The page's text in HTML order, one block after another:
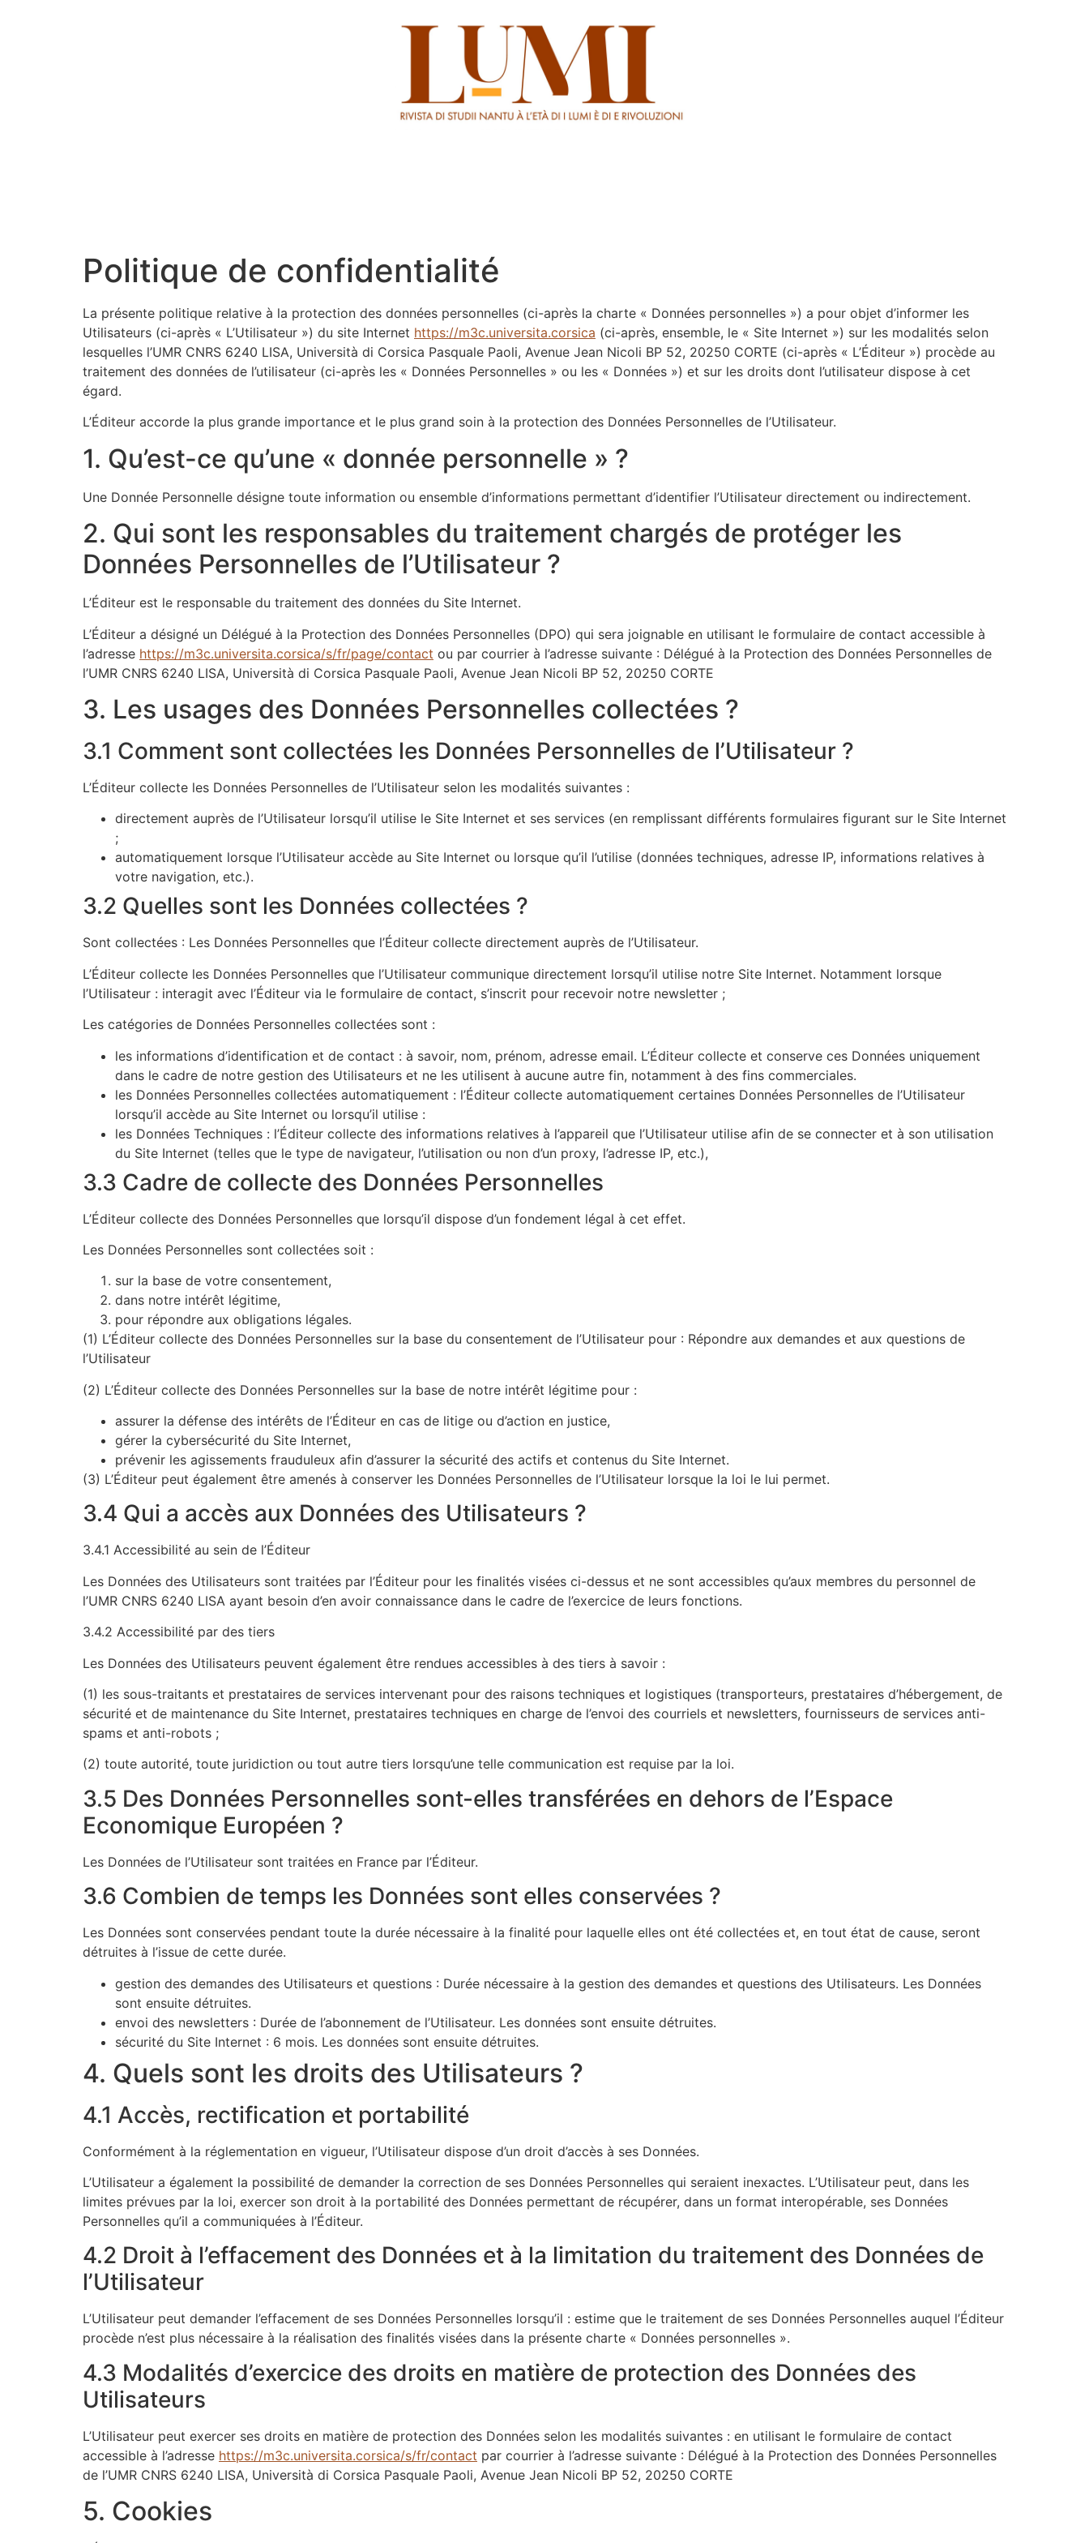
Politique de confidentialité
La présente politique relative à la protection des données personnelles (ci-après la charte « Données personnelles ») a pour objet d’informer les
Utilisateurs (ci-après « L’Utilisateur ») du site Internet https://m3c.universita.corsica (ci-après, ensemble, le « Site Internet ») sur les modalités selon
lesquelles l’UMR CNRS 6240 LISA, Università di Corsica Pasquale Paoli, Avenue Jean Nicoli BP 52, 20250 CORTE (ci-après « L’Éditeur ») procède au
traitement des données de l’utilisateur (ci-après les « Données Personnelles » ou les « Données ») et sur les droits dont l’utilisateur dispose à cet
égard.
L’Éditeur accorde la plus grande importance et le plus grand soin à la protection des Données Personnelles de l’Utilisateur.
1. Qu’est-ce qu’une « donnée personnelle » ?
Une Donnée Personnelle désigne toute information ou ensemble d’informations permettant d’identifier l’Utilisateur directement ou indirectement.
2. Qui sont les responsables du traitement chargés de protéger les
Données Personnelles de l’Utilisateur ?
L’Éditeur est le responsable du traitement des données du Site Internet.
L’Éditeur a désigné un Délégué à la Protection des Données Personnelles (DPO) qui sera joignable en utilisant le formulaire de contact accessible à
l’adresse https://m3c.universita.corsica/s/fr/page/contact ou par courrier à l’adresse suivante : Délégué à la Protection des Données Personnelles de
l’UMR CNRS 6240 LISA, Università di Corsica Pasquale Paoli, Avenue Jean Nicoli BP 52, 20250 CORTE
3. Les usages des Données Personnelles collectées ?
3.1 Comment sont collectées les Données Personnelles de l’Utilisateur ?
L’Éditeur collecte les Données Personnelles de l’Utilisateur selon les modalités suivantes :
directement auprès de l’Utilisateur lorsqu’il utilise le Site Internet et ses services (en remplissant différents formulaires figurant sur le Site Internet
;
automatiquement lorsque l’Utilisateur accède au Site Internet ou lorsque qu’il l’utilise (données techniques, adresse IP, informations relatives à
votre navigation, etc.).
3.2 Quelles sont les Données collectées ?
Sont collectées : Les Données Personnelles que l’Éditeur collecte directement auprès de l’Utilisateur.
L’Éditeur collecte les Données Personnelles que l’Utilisateur communique directement lorsqu’il utilise notre Site Internet. Notamment lorsque
l’Utilisateur : interagit avec l’Éditeur via le formulaire de contact, s’inscrit pour recevoir notre newsletter ;
Les catégories de Données Personnelles collectées sont :
les informations d’identification et de contact : à savoir, nom, prénom, adresse email. L’Éditeur collecte et conserve ces Données uniquement
dans le cadre de notre gestion des Utilisateurs et ne les utilisent à aucune autre fin, notamment à des fins commerciales.
les Données Personnelles collectées automatiquement : l’Éditeur collecte automatiquement certaines Données Personnelles de l’Utilisateur
lorsqu’il accède au Site Internet ou lorsqu’il utilise :
les Données Techniques : l’Éditeur collecte des informations relatives à l’appareil que l’Utilisateur utilise afin de se connecter et à son utilisation
du Site Internet (telles que le type de navigateur, l’utilisation ou non d’un proxy, l’adresse IP, etc.),
3.3 Cadre de collecte des Données Personnelles
L’Éditeur collecte des Données Personnelles que lorsqu’il dispose d’un fondement légal à cet effet.
Les Données Personnelles sont collectées soit :
sur la base de votre consentement,
dans notre intérêt légitime,
pour répondre aux obligations légales.
(1) L’Éditeur collecte des Données Personnelles sur la base du consentement de l’Utilisateur pour : Répondre aux demandes et aux questions de
l’Utilisateur
(2) L’Éditeur collecte des Données Personnelles sur la base de notre intérêt légitime pour :
assurer la défense des intérêts de l’Éditeur en cas de litige ou d’action en justice,
gérer la cybersécurité du Site Internet,
prévenir les agissements frauduleux afin d’assurer la sécurité des actifs et contenus du Site Internet.
(3) L’Éditeur peut également être amenés à conserver les Données Personnelles de l’Utilisateur lorsque la loi le lui permet.
3.4 Qui a accès aux Données des Utilisateurs ?
3.4.1 Accessibilité au sein de l’Éditeur
Les Données des Utilisateurs sont traitées par l’Éditeur pour les finalités visées ci-dessus et ne sont accessibles qu’aux membres du personnel de
l’UMR CNRS 6240 LISA ayant besoin d’en avoir connaissance dans le cadre de l’exercice de leurs fonctions.
3.4.2 Accessibilité par des tiers
Les Données des Utilisateurs peuvent également être rendues accessibles à des tiers à savoir :
(1) les sous-traitants et prestataires de services intervenant pour des raisons techniques et logistiques (transporteurs, prestataires d’hébergement, de
sécurité et de maintenance du Site Internet, prestataires techniques en charge de l’envoi des courriels et newsletters, fournisseurs de services anti-
spams et anti-robots ;
(2) toute autorité, toute juridiction ou tout autre tiers lorsqu’une telle communication est requise par la loi.
3.5 Des Données Personnelles sont-elles transférées en dehors de l’Espace
Economique Européen ?
Les Données de l’Utilisateur sont traitées en France par l’Éditeur.
3.6 Combien de temps les Données sont elles conservées ?
Les Données sont conservées pendant toute la durée nécessaire à la finalité pour laquelle elles ont été collectées et, en tout état de cause, seront
détruites à l’issue de cette durée.
gestion des demandes des Utilisateurs et questions : Durée nécessaire à la gestion des demandes et questions des Utilisateurs. Les Données
sont ensuite détruites.
envoi des newsletters : Durée de l’abonnement de l’Utilisateur. Les données sont ensuite détruites.
sécurité du Site Internet : 6 mois. Les données sont ensuite détruites.
4. Quels sont les droits des Utilisateurs ?
4.1 Accès, rectification et portabilité
Conformément à la réglementation en vigueur, l’Utilisateur dispose d’un droit d’accès à ses Données.
L’Utilisateur a également la possibilité de demander la correction de ses Données Personnelles qui seraient inexactes. L’Utilisateur peut, dans les
limites prévues par la loi, exercer son droit à la portabilité des Données permettant de récupérer, dans un format interopérable, ses Données
Personnelles qu’il a communiquées à l’Éditeur.
4.2 Droit à l’effacement des Données et à la limitation du traitement des Données de
l’Utilisateur
L’Utilisateur peut demander l’effacement de ses Données Personnelles lorsqu’il : estime que le traitement de ses Données Personnelles auquel l’Éditeur
procède n’est plus nécessaire à la réalisation des finalités visées dans la présente charte « Données personnelles ».
4.3 Modalités d’exercice des droits en matière de protection des Données des
Utilisateurs
L’Utilisateur peut exercer ses droits en matière de protection des Données selon les modalités suivantes : en utilisant le formulaire de contact
accessible à l’adresse https://m3c.universita.corsica/s/fr/contact par courrier à l’adresse suivante : Délégué à la Protection des Données Personnelles
de l’UMR CNRS 6240 LISA, Università di Corsica Pasquale Paoli, Avenue Jean Nicoli BP 52, 20250 CORTE
5. Cookies